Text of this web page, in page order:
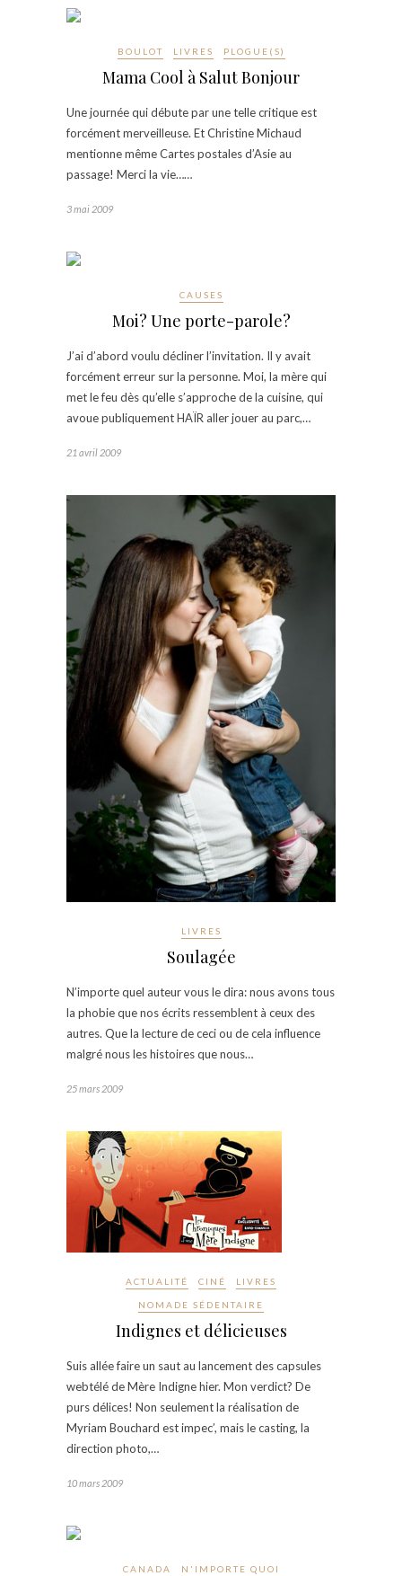
BOULOT LIVRES PLOGUE(S)
Mama Cool à Salut Bonjour
Une journée qui débute par une telle critique est
forcément merveilleuse. Et Christine Michaud
mentionne même Cartes postales d’Asie au
passage! Merci la vie……
3 mai 2009
CAUSES
Moi? Une porte-parole?
J’ai d’abord voulu décliner l’invitation. Il y avait
forcément erreur sur la personne. Moi, la mère qui
met le feu dès qu’elle s’approche de la cuisine, qui
avoue publiquement HAÏR aller jouer au parc,…
21 avril 2009
LIVRES
Soulagée
N’importe quel auteur vous le dira: nous avons tous
la phobie que nos écrits ressemblent à ceux des
autres. Que la lecture de ceci ou de cela influence
malgré nous les histoires que nous…
25 mars 2009
ACTUALITÉ CINÉ LIVRES
NOMADE SÉDENTAIRE
Indignes et délicieuses
Suis allée faire un saut au lancement des capsules
webtélé de Mère Indigne hier. Mon verdict? De
purs délices! Non seulement la réalisation de
Myriam Bouchard est impec’, mais le casting, la
direction photo,…
10 mars 2009
CANADA N'IMPORTE QUOI